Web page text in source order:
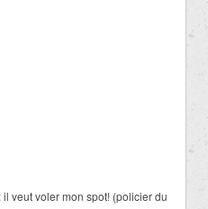
il veut voler mon spot! (policier du